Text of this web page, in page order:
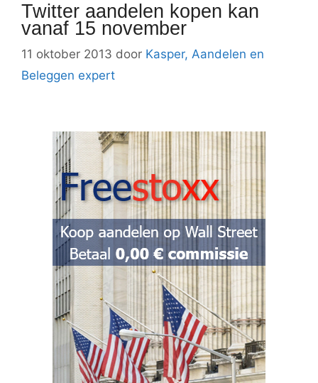
Twitter aandelen kopen kan
vanaf 15 november
11 oktober 2013 door Kasper, Aandelen en
Beleggen expert